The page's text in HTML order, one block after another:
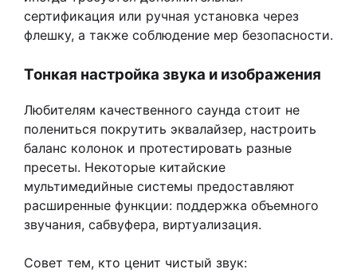
сертификация или ручная установка через
флешку, а также соблюдение мер безопасности.
Тонкая настройка звука и изображения
Любителям качественного саунда стоит не
полениться покрутить эквалайзер, настроить
баланс колонок и протестировать разные
пресеты. Некоторые китайские
мультимедийные системы предоставляют
расширенные функции: поддержка объемного
звучания, сабвуфера, виртуализация.
Совет тем, кто ценит чистый звук: